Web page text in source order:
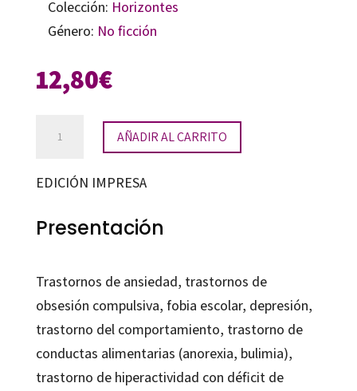
Colección: Horizontes
Género: No ficción
12,80€
psicológicos
infantiles
AÑADIR AL CARRITO
EDICIÓN IMPRESA
Presentación
Trastornos de ansiedad, trastornos de
obsesión compulsiva, fobia escolar, depresión,
trastorno del comportamiento, trastorno de
conductas alimentarias (anorexia, bulimia),
trastorno de hiperactividad con déficit de